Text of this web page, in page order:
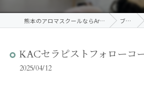
熊本のアロマスクールならAroma Terrace ブログ
KACセラピストフォローコ
2025/04/12